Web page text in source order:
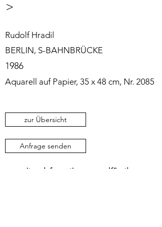
>
Rudolf Hradil
BERLIN, S-BAHNBRÜCKE
1986
Aquarell auf Papier, 35 x 48 cm, Nr. 2085
zur Übersicht
Anfrage senden
weitere Informationen zum Künstler